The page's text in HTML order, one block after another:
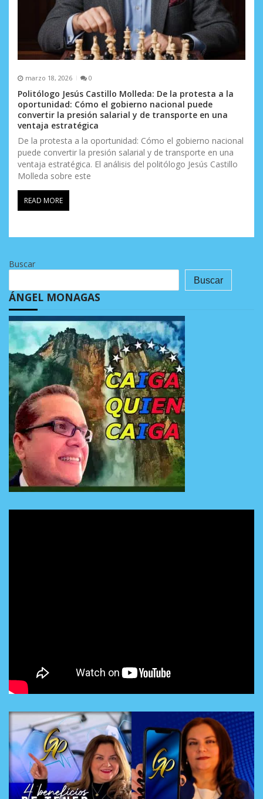
marzo 18, 2026 0
Politólogo Jesús Castillo Molleda: De la protesta a la
oportunidad: Cómo el gobierno nacional puede
convertir la presión salarial y de transporte en una
ventaja estratégica
De la protesta a la oportunidad: Cómo el gobierno nacional
puede convertir la presión salarial y de transporte en una
ventaja estratégica. El análisis del politólogo Jesús Castillo
Molleda sobre este
READ MORE
Buscar
Buscar
ÁNGEL MONAGAS